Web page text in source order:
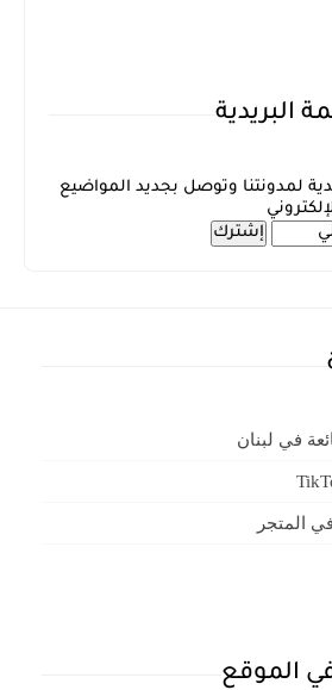
البريدية
لمدونتنا وتوصل بجديد المواضيع
في لبنان
الموقع